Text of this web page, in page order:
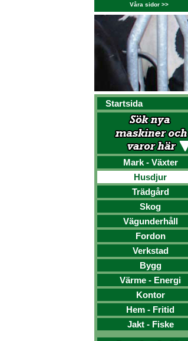
Våra sidor >>
Startsida
Mark - Växter
Husdjur
Trädgård
Skog
Vägunderhåll
Fordon
Verkstad
Bygg
Värme - Energi
Kontor
Hem - Fritid
Jakt - Fiske